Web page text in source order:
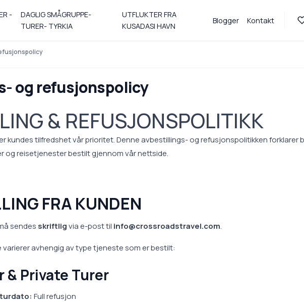
-
DAGLIG SMÅGRUPPE-
TURER- TYRKIA
UTFLUKTER FRA
KUSADASI HAVN
Blogger Kontakt
og refusjonspolicy
& REFUSJONSPOLITIKK
kundes tilfredshet vår prioritet. Denne avbestillings- og refusjonspolitikken forklarer
og reisetjenester bestilt gjennom vår nettside.
FRA KUNDEN
sendes skriftligvia e-post til info@crossroadstravel.com.
avhengig av type tjeneste som er bestilt:
& Private Turer
Full refusjon